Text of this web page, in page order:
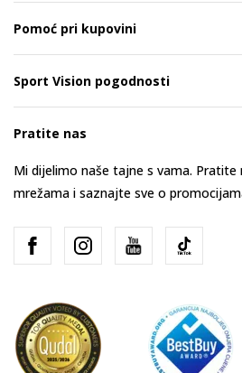
Pomoć pri kupovini
Sport Vision pogodnosti
Pratite nas
Mi dijelimo naše tajne s vama. Pratite
mrežama i saznajte sve o